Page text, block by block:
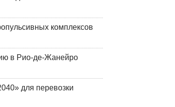
комплексов
в Рио-де-Жанейро
для перевозки